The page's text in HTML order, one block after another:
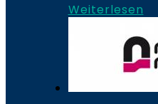
Weiterlesen